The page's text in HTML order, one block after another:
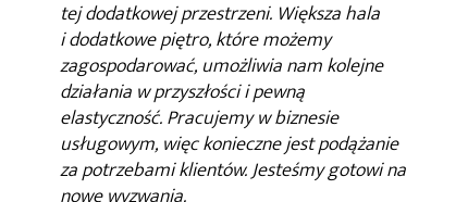
tej dodatkowej przestrzeni. Większa hala
i dodatkowe piętro, które możemy
zagospodarować, umożliwia nam kolejne
działania w przyszłości i pewną
elastyczność. Pracujemy w biznesie
usługowym, więc konieczne jest podążanie
za potrzebami klientów. Jesteśmy gotowi na